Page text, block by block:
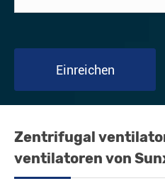
Einreichen
Zentrifugal
ventilatoren von